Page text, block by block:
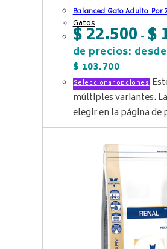
Balanced Gato Adulto Por
Gatos
$22.500 - $
de precios:
$ 103.700
Seleccionar opciones
múltiples variantes.
elegir en la página de